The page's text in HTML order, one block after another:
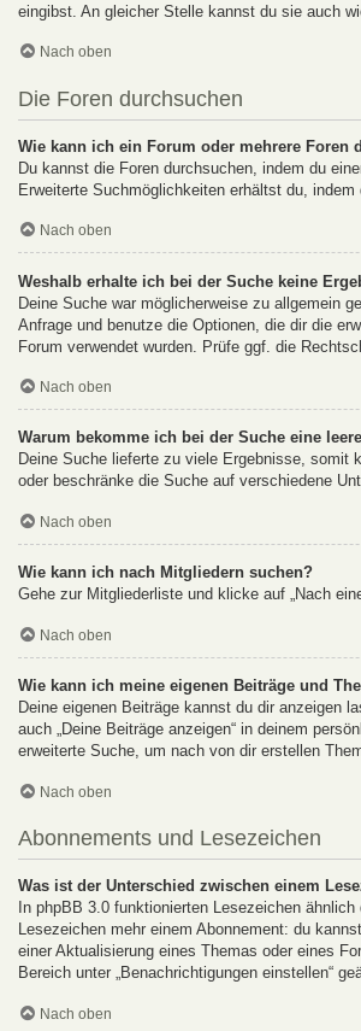
eingibst. An gleicher Stelle kannst du sie auch
Nach oben
Die Foren durchsuchen
Wie kann ich ein Forum oder mehrere Foren
Du kannst die Foren durchsuchen, indem du
Erweiterte Suchmöglichkeiten erhältst du,
Nach oben
Weshalb erhalte ich bei der Suche keine
Deine Suche war möglicherweise zu allgemein
Anfrage und benutze die Optionen, die dir die
Forum verwendet wurden. Prüfe ggf. die
Nach oben
Warum bekomme ich bei der Suche eine
Deine Suche lieferte zu viele Ergebnisse, somit
oder beschränke die Suche auf verschiedene
Nach oben
Wie kann ich nach Mitgliedern suchen?
Gehe zur Mitgliederliste und klicke auf „Nach
Nach oben
Wie kann ich meine eigenen Beiträge und
Deine eigenen Beiträge kannst du dir anzeigen
auch „Deine Beiträge anzeigen“ in deinem
erweiterte Suche, um nach von dir erstellen
Nach oben
Abonnements und Lesezeichen
Was ist der Unterschied zwischen einem
In phpBB 3.0 funktionierten Lesezeichen
Lesezeichen mehr einem Abonnement: du
einer Aktualisierung eines Themas oder eines
Bereich unter „Benachrichtigungen einstellen“
Nach oben